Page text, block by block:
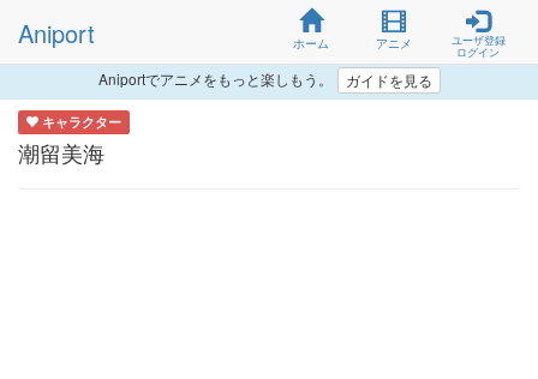
Aniport ホーム アニメ
ユーザ登録
ログイン
Aniportでアニメをもっと楽しもう。 ガイドを見る
キャラクター
潮留美海